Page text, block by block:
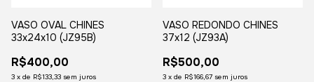
VASO OVAL CHINES
33x24x10 (JZ95B)
R$400,00
3 x de R$133,33 sem juros
VASO REDONDO CHINES
37x12 (JZ93A)
R$500,00
3 x de R$166,67 sem juros